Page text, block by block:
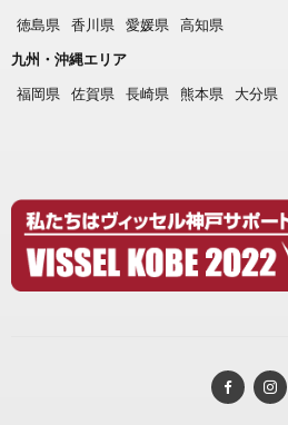
徳島県
香川県 愛媛県
高知県
九州・沖縄エリア
福岡県
佐賀県 長崎県 熊本県 大分県